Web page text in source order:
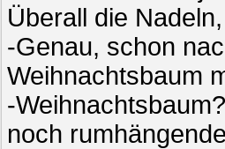
Überall die
-Genau, schon
Weihnachtsbaum
-
noch